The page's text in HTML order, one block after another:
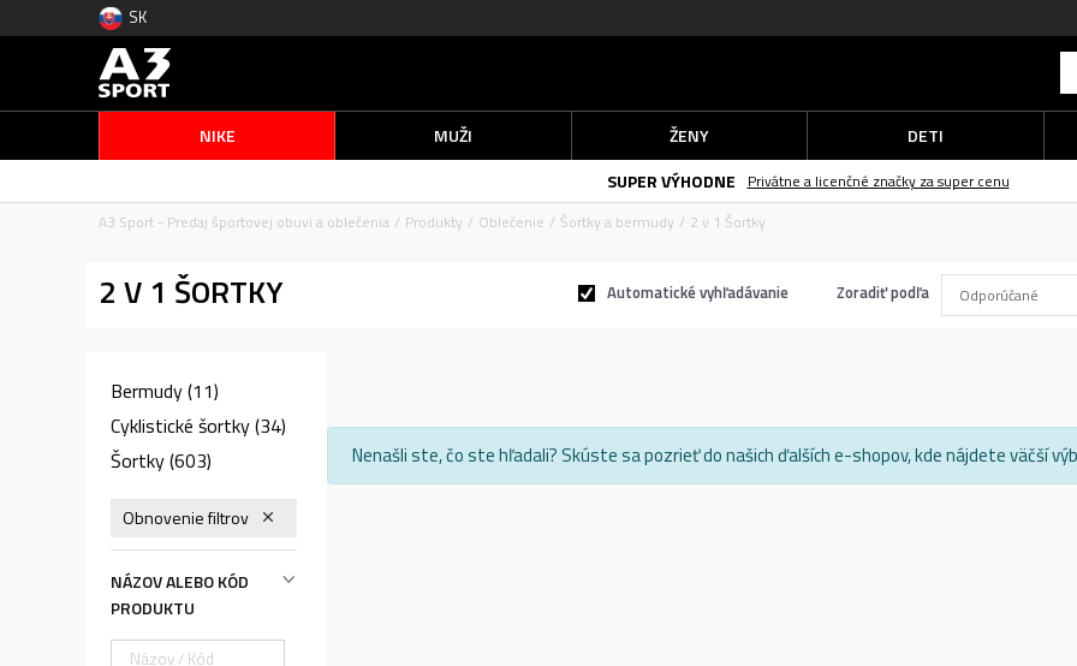
SK
NIKE MUŽI ŽENY DETI
SUPER VÝHODNE
Privátne a licenčné značky za super cenu
A3 Sport - Predaj športovej obuvi a oblečenia
Produkty Oblečenie Šortky a bermudy 2 v 1 Šortky
2 V 1 ŠORTKY Automatické vyhľadávanie Zoradiť podľa
Bermudy(11)
Cyklistické šortky(34)
Šortky(603)
Obnovenie filtrov
NÁZOV ALEBO KÓD
PRODUKTU
Nenašli ste, čo ste hľadali? Skúste sa pozrieť do našich ďalších e-shopov, kde nájdete väčší